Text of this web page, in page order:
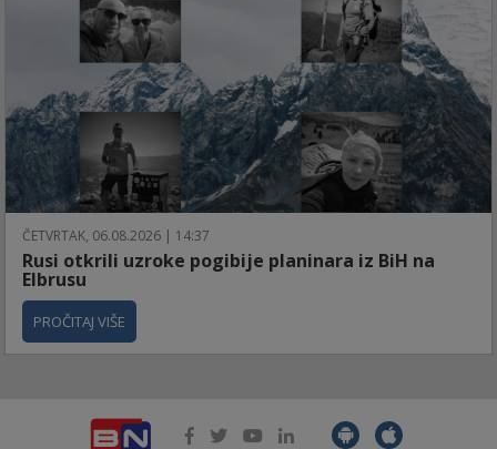
ČETVRTAK, 06.08.2026 | 14:37
Rusi otkrili uzroke pogibije planinara iz BiH na
Elbrusu
PROČITAJ VIŠE